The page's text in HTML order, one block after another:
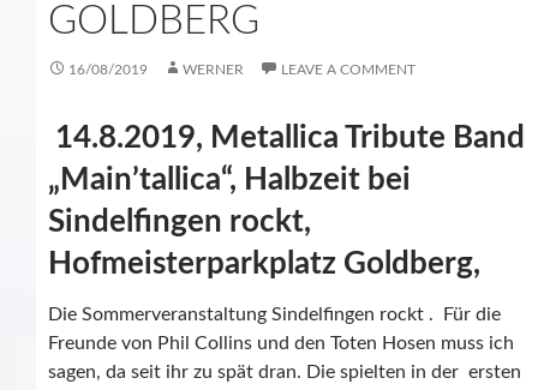
GOLDBERG
16/08/2019 WERNER LEAVE A COMMENT
14.8.2019, Metallica Tribute Band
„Main’tallica“, Halbzeit bei
Sindelfingen rockt,
Hofmeisterparkplatz Goldberg,
Die Sommerveranstaltung Sindelfingen rockt . Für die
Freunde von Phil Collins und den Toten Hosen muss ich
sagen, da seit ihr zu spät dran. Die spielten in der ersten